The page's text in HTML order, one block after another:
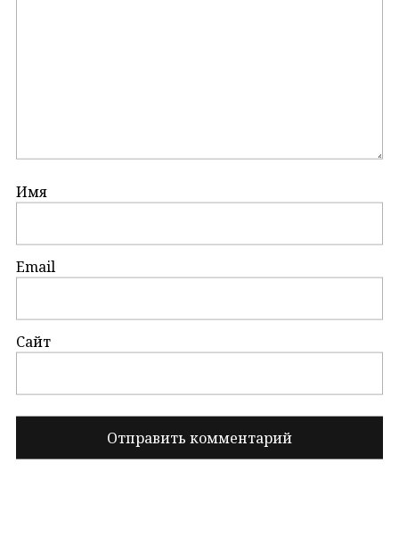
Имя
Email
Сайт